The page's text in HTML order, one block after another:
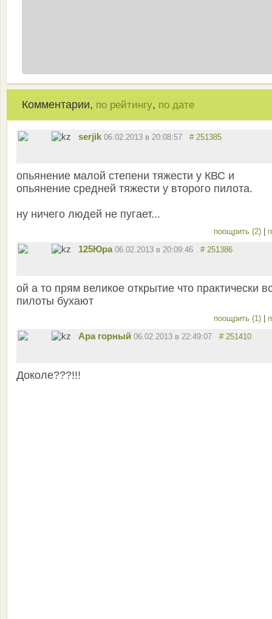
Комментарии, по рейтингу, по дате
serjik 06.02.2013 в 20:08:57 # 251385
опьянение малой степени тяжести у КВС и
опьянение средней тяжести у второго пилота.
ну ничего людей не пугает...
поощрить (2)
125Юра 06.02.2013 в 20:09:46 # 251386
ой а то прям великое открытие что практически
пилоты бухают
поощрить (1)
Ара горный 06.02.2013 в 22:49:07 # 251410
Доколе???!!!